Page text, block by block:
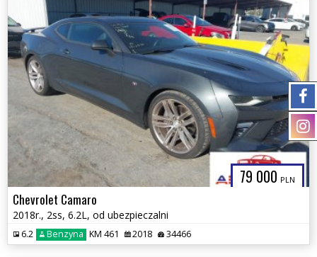
79 000 PLN
Chevrolet Camaro
2018r., 2ss, 6.2L, od ubezpieczalni
6.2 Benzyna KM 461 2018 34466